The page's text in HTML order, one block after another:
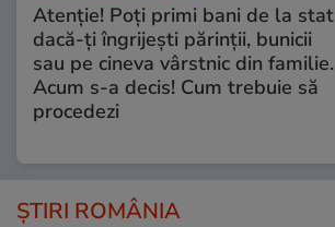
Atenție! Poți primi bani de la stat
dacă-ți îngrijești părinții, bunicii
sau pe cineva vârstnic din familie.
Acum s-a decis! Cum trebuie să
procedezi
ȘTIRI ROMÂNIA